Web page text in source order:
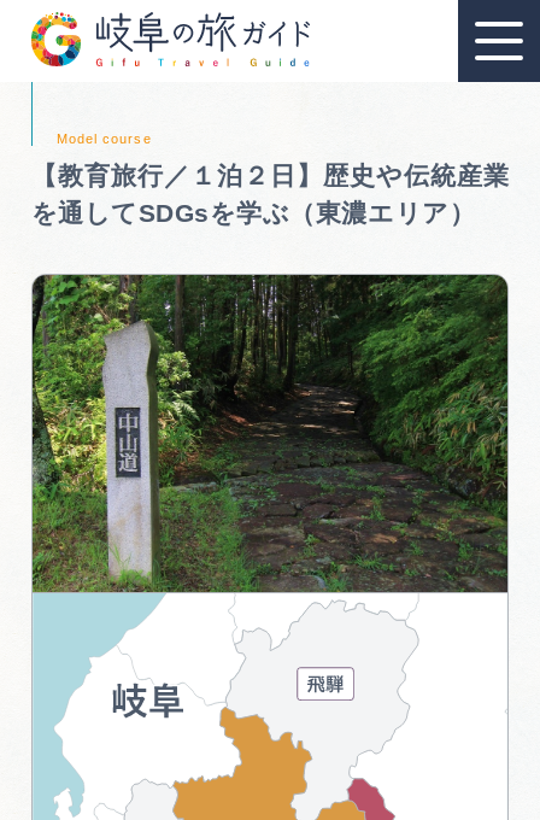
教育旅行
教育旅行のおすすめ
教育旅行スポット
教育旅行モデルコース
資料請求
MICE
MICEにおすすめな施設一覧
コンベンション支援制度
おすすめモデルコース
団体旅行用おすすめモデルコース
【教育旅行／１泊２日】歴史や伝統産業
を通してSDGsを学ぶ（東濃エリア）